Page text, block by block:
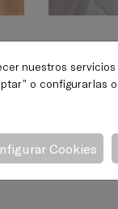
y cálidas para
nuestros
o configurarlas
Cookies